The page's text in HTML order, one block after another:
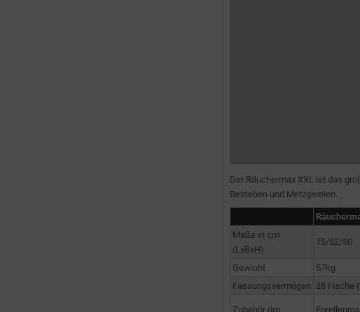
Der Räuchermax XXL ist das
Betrieben und Metzgereien.
Maße in cm
(LxBxH)
75/52/50
Gewicht 57kg
Fassungsvermögen 28 Fische
Zubehör (im